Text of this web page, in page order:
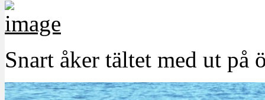
Snart åker tältet med ut på